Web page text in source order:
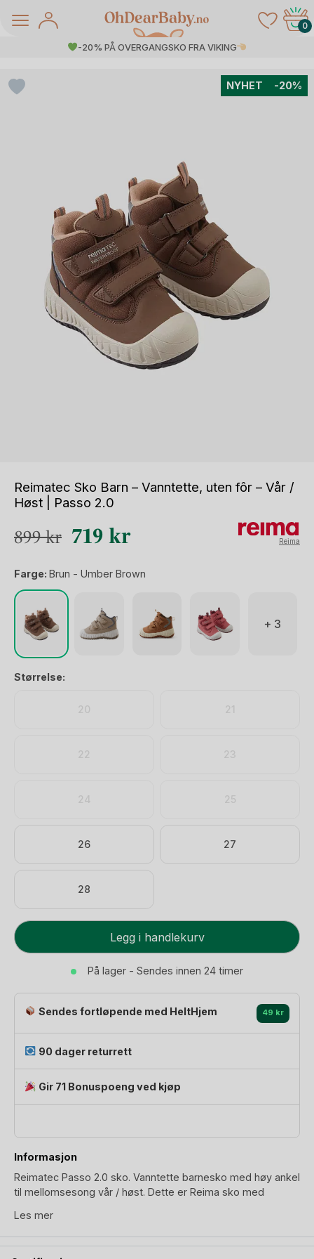
0
-20% PÅ OVERGANGSKO FRA VIKING
NYHET -20%
Reimatec Sko Barn – Vanntette, uten fôr – Vår /
Høst | Passo 2.0
899kr Opprinnelig
var:
899 kr.
719 krNåværende
er:
719 kr.
Reima
Farge: Brun - Umber Brown
+ 3
Størrelse:
20 21
22 23
24 25
26 27
28
Reimatec
Sko
Vanntette,
uten
fôr
antall
Legg i handlekurv
På lager - Sendes innen 24 timer
Sendes fortløpende med HeltHjem 49 kr
90 dager returrett
Gir 71 Bonuspoeng ved kjøp
Informasjon
Reimatec Passo 2.0 sko. Vanntette barnesko med høy ankel
til mellomsesong vår / høst. Dette er Reima sko med
småbarn.
Reima sko har en fleksibel, lett og dobbel forsterket
Les mer